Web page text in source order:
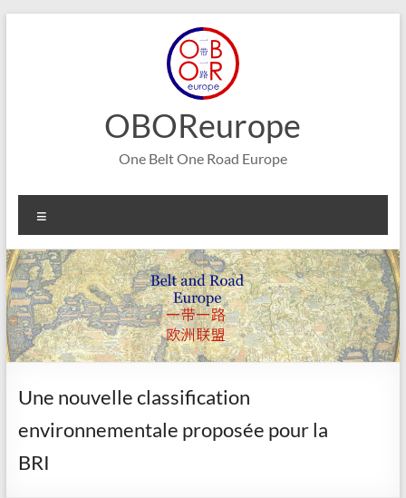
OBOReurope
One Belt One Road Europe
Une nouvelle classification
environnementale proposée pour la
BRI